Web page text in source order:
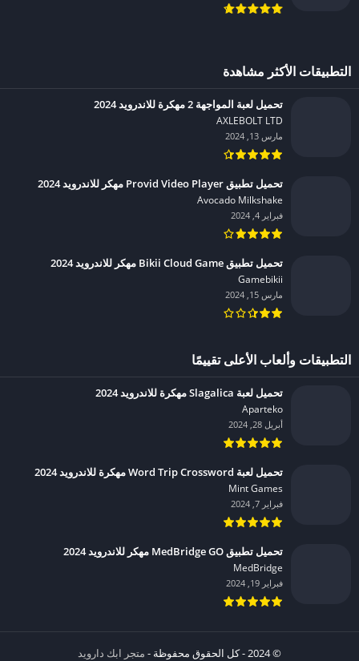
التطبيقات الأكثر مشاهدة
تحميل لعبة المواجهة 2 مهكرة للاندرويد 2024
AXLEBOLT LTD‏
مارس 13, 2024
تحميل تطبيق Provid Video Player مهكر للاندرويد 2024
Avocado Milkshake‏
فبراير 4, 2024
تحميل تطبيق Bikii Cloud Game مهكر للاندرويد 2024
Gamebikii‏
مارس 15, 2024
التطبيقات وألعاب الأعلى تقييمًا
تحميل لعبة Slagalica مهكرة للاندرويد 2024
Aparteko‏
أبريل 28, 2024
تحميل لعبة Word Trip Crossword مهكرة للاندرويد 2024
Mint Games‏
فبراير 7, 2024
تحميل تطبيق MedBridge GO مهكر للاندرويد 2024
MedBridge‏
فبراير 19, 2024
© 2024 - كل الحقوق محفوظة - متجر ابك دارويد